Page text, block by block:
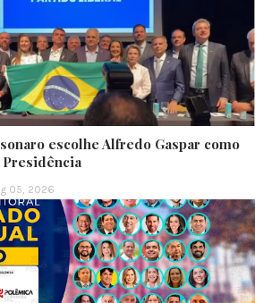
escolhe Alfredo Gaspar como
05, 2026